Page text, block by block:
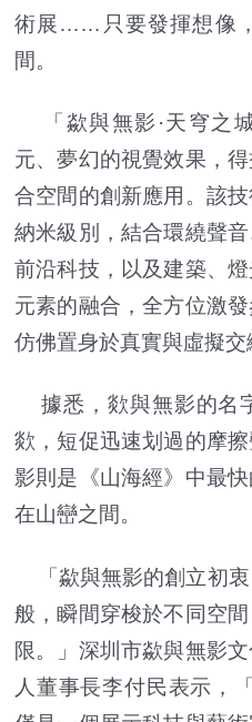
術展……只要發揮想像
間。
「歘與無影·天穹之
元、夢幻的視覺效果，
合空間的創新應用。該
納米級別，結合環繞聲
前沿科技，以及建築、
元素的融合，全方位激
仿佛置身於真實與虛擬交
據悉，欻與無影的名
欻，短促迅速划過的摩
影則是《山海經》中最
在山巒之間。
「歘與無影的創立初
般，瞬間穿梭於不同空
限。」深圳市歘與無影
人董事長李付民表示，